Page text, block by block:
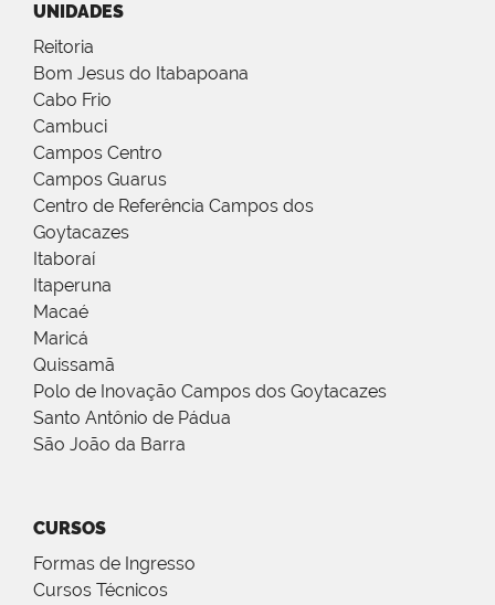
UNIDADES
Reitoria
Bom Jesus do Itabapoana
Cabo Frio
Cambuci
Campos Centro
Campos Guarus
Centro de Referência Campos dos
Goytacazes
Itaboraí
Itaperuna
Macaé
Maricá
Quissamã
Polo de Inovação Campos dos Goytacazes
Santo Antônio de Pádua
São João da Barra
CURSOS
Formas de Ingresso
Cursos Técnicos